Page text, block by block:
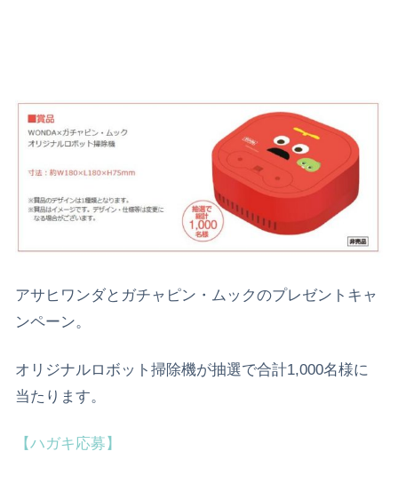
アサヒワンダとガチャピン・ムックのプレゼントキャ
ンペーン。
オリジナルロボット掃除機が抽選で合計1,000名様に
当たります。
【ハガキ応募】